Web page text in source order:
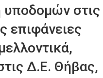
υποδομών στις
επιφάνειες
Δ.Ε. Θήβας,